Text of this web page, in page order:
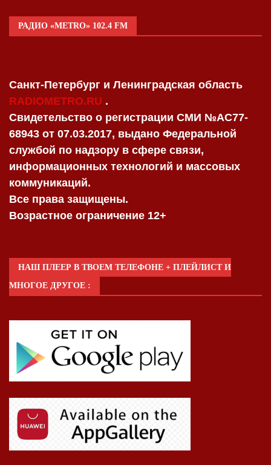
РАДИО «METRO» 102.4 FM
Санкт-Петербург и Ленинградская область
RADIOMETRO.RU .
Свидетельство о регистрации СМИ №AC77-
68943 от 07.03.2017, выдано Федеральной
службой по надзору в сфере связи,
информационных технологий и массовых
коммуникаций.
Все права защищены.
Возрастное ограничение 12+
НАШ ПЛЕЕР В ТВОЕМ ТЕЛЕФОНЕ + ПЛЕЙЛИСТ И
МНОГОЕ ДРУГОЕ :